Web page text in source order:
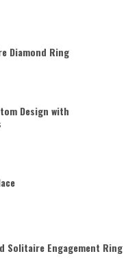
Diamond Ring
Design with
Solitaire Engagement Ring